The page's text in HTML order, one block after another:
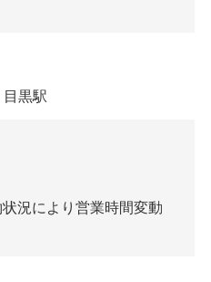
黒駅
況により営業時間変動